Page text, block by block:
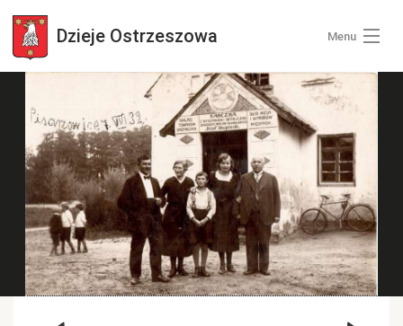
Dzieje Ostrzeszowa Menu
Kategorie zdjęć
Zaloguj się
+ Dodaj zdjęcia